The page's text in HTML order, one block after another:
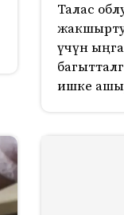
Талас
үчүн
ишке